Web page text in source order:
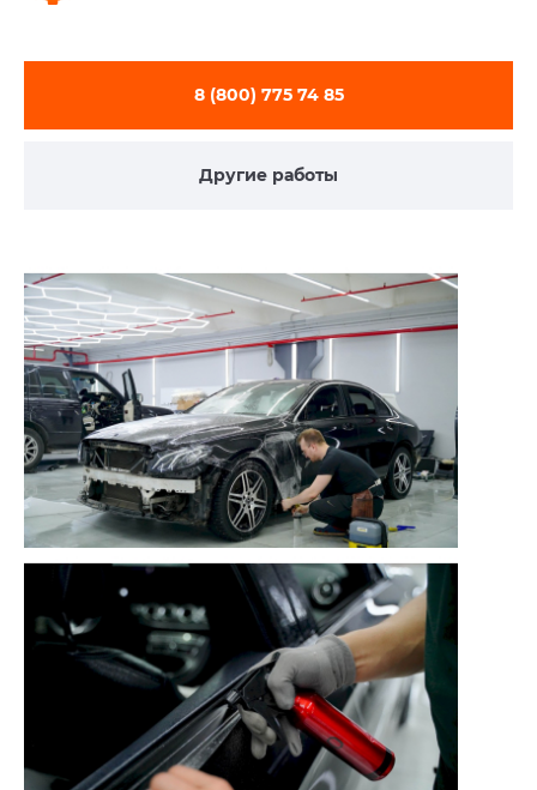
8 (800) 775 74 85
Другие работы